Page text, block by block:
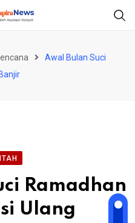
Awal Bulan Suci
Ramadhan
Ulang